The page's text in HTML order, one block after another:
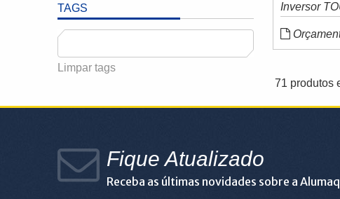
TAGS
Limpar tags
Inversor
71 produtos
Fique Atualizado
Receba as últimas novidades sobre a Alumaq